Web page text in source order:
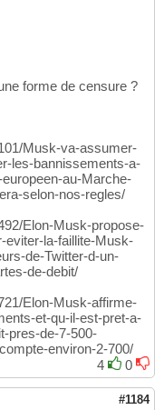
forme de censure ?
Musk-va-assumer-
les-bannissements-a-
au-Marche-
selon-nos-regles/
Elon-Musk-propose-
eviter-la-faillite-Musk-
de-Twitter-d-un-
de-debit/
Elon-Musk-affirme-
et-qu-il-est-pret-a-
pres-de-7-500-
environ-2-700/
4
0
#1184